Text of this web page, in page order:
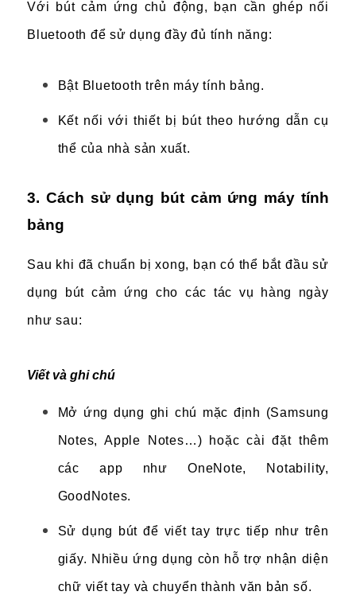
Với bút cảm ứng chủ động, bạn cần ghép nối
Bluetooth để sử dụng đầy đủ tính năng:
Bật Bluetooth trên máy tính bảng.
Kết nối với thiết bị bút theo hướng dẫn cụ
thể của nhà sản xuất.
3. Cách sử dụng bút cảm ứng máy tính
bảng
Sau khi đã chuẩn bị xong, bạn có thể bắt đầu sử
dụng bút cảm ứng cho các tác vụ hàng ngày
như sau:
Viết và ghi chú
Mở ứng dụng ghi chú mặc định (Samsung
Notes, Apple Notes…) hoặc cài đặt thêm
các app như OneNote, Notability,
GoodNotes.
Sử dụng bút để viết tay trực tiếp như trên
giấy. Nhiều ứng dụng còn hỗ trợ nhận diện
chữ viết tay và chuyển thành văn bản số.